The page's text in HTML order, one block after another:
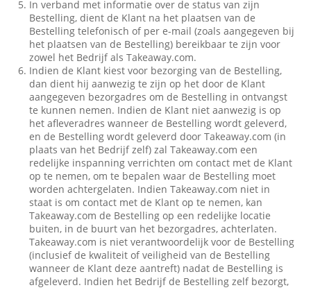
In verband met informatie over de status van zijn
Bestelling, dient de Klant na het plaatsen van de
Bestelling telefonisch of per e-mail (zoals aangegeven bij
het plaatsen van de Bestelling) bereikbaar te zijn voor
zowel het Bedrijf als Takeaway.com.
Indien de Klant kiest voor bezorging van de Bestelling,
dan dient hij aanwezig te zijn op het door de Klant
aangegeven bezorgadres om de Bestelling in ontvangst
te kunnen nemen. Indien de Klant niet aanwezig is op
het afleveradres wanneer de Bestelling wordt geleverd,
en de Bestelling wordt geleverd door Takeaway.com (in
plaats van het Bedrijf zelf) zal Takeaway.com een
redelijke inspanning verrichten om contact met de Klant
op te nemen, om te bepalen waar de Bestelling moet
worden achtergelaten. Indien Takeaway.com niet in
staat is om contact met de Klant op te nemen, kan
Takeaway.com de Bestelling op een redelijke locatie
buiten, in de buurt van het bezorgadres, achterlaten.
Takeaway.com is niet verantwoordelijk voor de Bestelling
(inclusief de kwaliteit of veiligheid van de Bestelling
wanneer de Klant deze aantreft) nadat de Bestelling is
afgeleverd. Indien het Bedrijf de Bestelling zelf bezorgt,